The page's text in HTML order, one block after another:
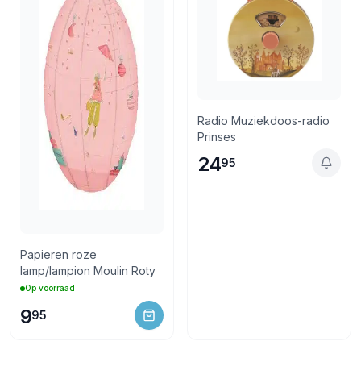
Papieren roze
lamp/lampion Moulin Roty
Op voorraad
995
Radio Muziekdoos-radio
Prinses
2495